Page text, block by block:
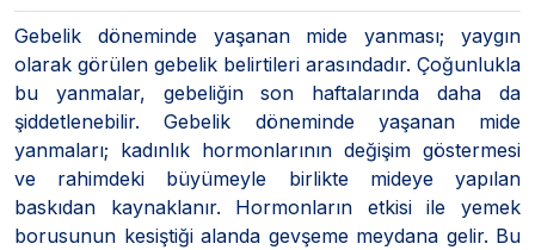
Gebelik döneminde yaşanan mide yanması; yaygın
olarak görülen gebelik belirtileri arasındadır. Çoğunlukla
bu yanmalar, gebeliğin son haftalarında daha da
şiddetlenebilir. Gebelik döneminde yaşanan mide
yanmaları; kadınlık hormonlarının değişim göstermesi
ve rahimdeki büyümeyle birlikte mideye yapılan
baskıdan kaynaklanır. Hormonların etkisi ile yemek
borusunun kesiştiği alanda gevşeme meydana gelir. Bu